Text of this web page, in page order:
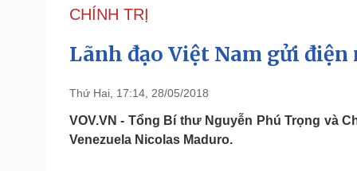
Chính trị
Tổ chức nhân sự
Quốc hội
Dự báo thời tiết
Giáo dục
Biển đảo
Pháp luật
Quân sự - Quốc phòng
CHÍNH TRỊ
Lãnh đạo Việt Nam gửi
Thứ Hai, 17:14, 28/05/2018
VOV.VN - Tổng Bí thư Nguyễn Phú Trọng và
Venezuela Nicolas Maduro.